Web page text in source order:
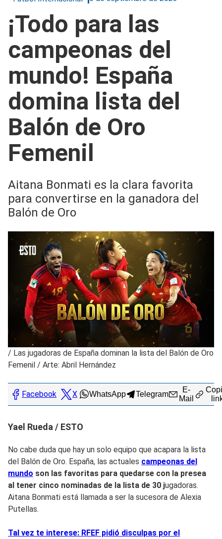
¡Todo para las
campeonas del
mundo! España
domina lista del
Balón de Oro
Femenil
Aitana Bonmati es la clara favorita
para convertirse en la ganadora del
Balón de Oro
/ Las jugadoras de España dominan la lista del Balón de Oro
Femenil / Arte: Abril Hernández
Facebook X WhatsApp Telegram
E-
Mail
Yael Rueda / ESTO
No cabe duda que hay un solo equipo que acapara la lista
del Balón de Oro. España, las actuales campeonas del
mundo son las favoritas para quedarse con la presea
al tener cinco nominadas de la lista de 30 jugadoras.
Aitana Bonmati está llamada a ser la sucesora de Alexia
Putellas.
Tal vez te interese: RFEF pidió disculpas por el